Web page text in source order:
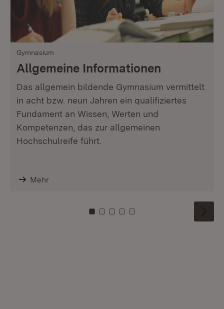
Gymnasium
Allgemeine Informationen
Das allgemein bildende Gymnasium vermittelt
in acht bzw. neun Jahren ein qualifiziertes
Fundament an Wissen, Werten und
Kompetenzen, das zur allgemeinen
Hochschulreife führt.
Mehr
Zu Kachel: 0
Zu Kachel: 1
Zu Kachel: 2
Zu Kachel: 3
Zu Kachel: 4